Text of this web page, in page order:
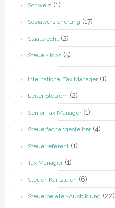
Schweiz (1)
Sozialversicherung (17)
Staatsrecht(2)
Steuer-Jobs(5)
International Tax Manager(1)
Leiter Steuern (2)
Senior Tax Manager(1)
Steuerfachangestellter(4)
Steuerreferent(1)
Tax Manager(1)
Steuer-Kanzleien (6)
Steuerberater-Ausbildung (22)